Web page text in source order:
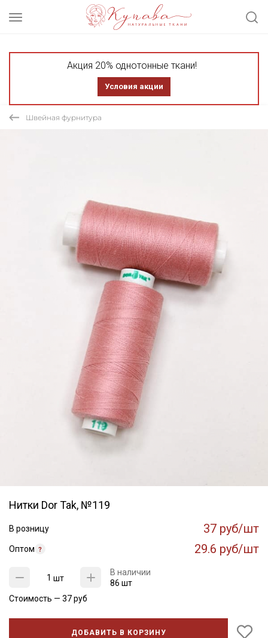
Акция 20% однотонные ткани!
Условия акции
Швейная фурнитура
Нитки Dor Tak, №119
В розницу 37 руб/шт
Оптом 29.6 руб/шт
шт
В наличии
86 шт
Стоимость — 37руб
ДОБАВИТЬ В КОРЗИНУ